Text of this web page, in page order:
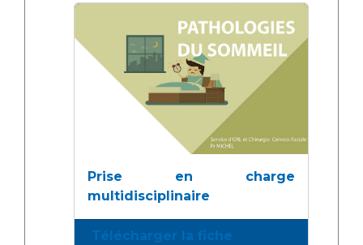
Prise en charge
multidisciplinaire
Télécharger la fiche